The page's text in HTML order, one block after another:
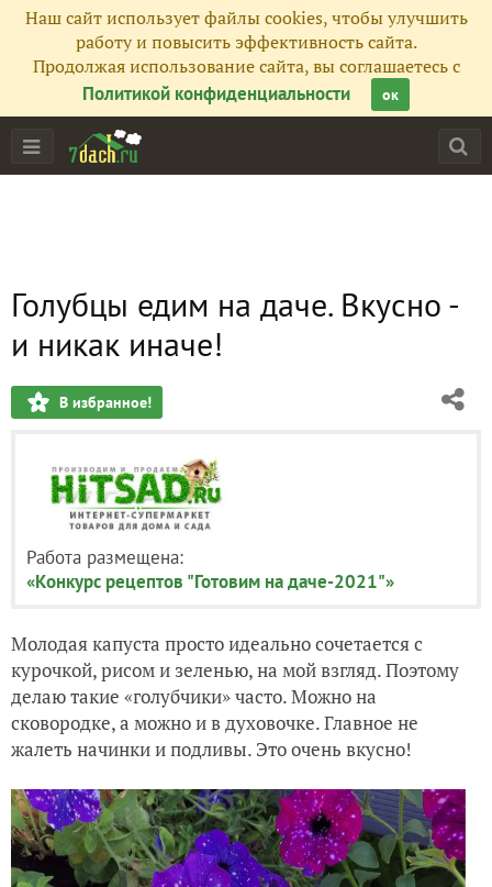
Наш сайт использует файлы cookies, чтобы улучшить
работу и повысить эффективность сайта.
Продолжая использование сайта, вы соглашаетесь с
Политикой конфиденциальности
ок
Голубцы едим на даче. Вкусно -
и никак иначе!
В избранное!
Работа размещена:
«Конкурс рецептов "Готовим на даче-2021"»
Молодая капуста просто идеально сочетается с
курочкой, рисом и зеленью, на мой взгляд. Поэтому
делаю такие «голубчики» часто. Можно на
сковородке, а можно и в духовочке. Главное не
жалеть начинки и подливы. Это очень вкусно!